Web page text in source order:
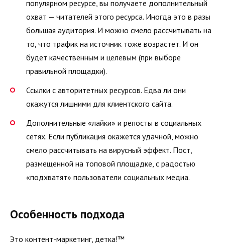
популярном ресурсе, вы получаете дополнительный
охват — читателей этого ресурса. Иногда это в разы
большая аудитория. И можно смело рассчитывать на
то, что трафик на источник тоже возрастет. И он
будет качественным и целевым (при выборе
правильной площадки).
Ссылки с авторитетных ресурсов. Едва ли они
окажутся лишними для клиентского сайта.
Дополнительные «лайки» и репосты в социальных
сетях. Если публикация окажется удачной, можно
смело рассчитывать на вирусный эффект. Пост,
размещенной на топовой площадке, с радостью
«подхватят» пользователи социальных медиа.
Особенность подхода
Это контент-маркетинг, детка!™